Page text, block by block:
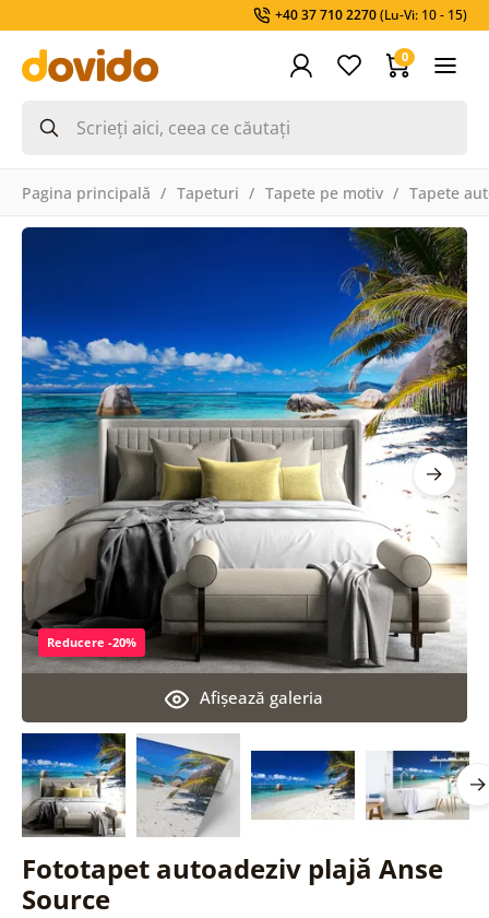
+40 37 710 2270(Lu-Vi: 10 - 15)
0
Pagina principală Tapeturi Tapete pe motiv Tapete
Fototapet autoadeziv plajă Anse
Source
Afişează galeria
Reducere -20%